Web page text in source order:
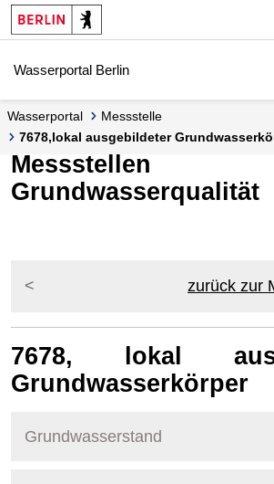
Springe zur Navigation
Springe zum Inhalt
Wasserportal Berlin
Wasserportal
Messstelle
7678,lokal ausgebildeter
Messstellen
Grundwasserqualität
zurück zur
7678, lokal
Grundwasserkörper
Grundwasserstand